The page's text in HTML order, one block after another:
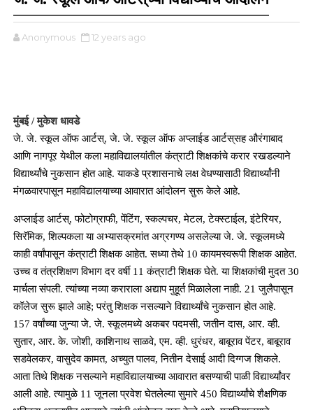
Anonymous 12 years ago
मुंबई / मुकेश धावडे
जे. जे. स्कूल ऑफ आर्टस्‌, जे. जे. स्कूल ऑफ अप्लाईड आर्टस्‌सह औरंगाबाद
आणि नागपूर येथील कला महाविद्यालयांतील कंत्राटी शिक्षकांचे करार रखडल्याने
विद्यार्थ्यांचे नुकसान होत आहे. याकडे प्रशासनाचे लक्ष वेधण्यासाठी विद्यार्थ्यांनी
मंगळवारपासून महाविद्यालयाच्या आवारात आंदोलन सुरू केले आहे.
अप्लाईड आर्टस्‌, फोटोग्राफी, पेंटिंग, स्कल्पचर, मेटल, टेक्‍स्टाईल, इंटेरियर,
सिरॅमिक, शिल्पकला या अभ्यासक्रमांत अग्रगण्य असलेल्या जे. जे. स्कूलमध्ये
काही वर्षांपासून कंत्राटी शिक्षक आहेत. सध्या तेथे 10 कायमस्वरूपी शिक्षक आहेत.
उच्च व तंत्रशिक्षण विभाग दर वर्षी 11 कंत्राटी शिक्षक घेते. या शिक्षकांची मुदत 30
मार्चला संपली. त्यांच्या नव्या कराराला अद्याप मुहूर्त मिळालेला नाही. 21 जुलैपासून
कॉलेज सुरू झाले आहे; परंतु शिक्षक नसल्याने विद्यार्थ्यांचे नुकसान होत आहे.
157 वर्षांच्या जुन्या जे. जे. स्कूलमध्ये अकबर पदमसी, जतीन दास, आर. व्ही.
सुतार, आर. के. जोशी, काशिनाथ साळवे, एम. व्ही. धुरंधर, बाबूराव पेंटर, बाबूराव
सडवेलकर, वासुदेव कामत, अच्युत पालव, नितीन देसाई आदी दिग्गज शिकले.
आता तिथे शिक्षक नसल्याने महाविद्यालयाच्या आवारात बसण्याची पाळी विद्यार्थ्यांवर
आली आहे. त्यामुळे 11 जूनला प्रवेश घेतलेल्या सुमारे 450 विद्यार्थ्यांचे शैक्षणिक